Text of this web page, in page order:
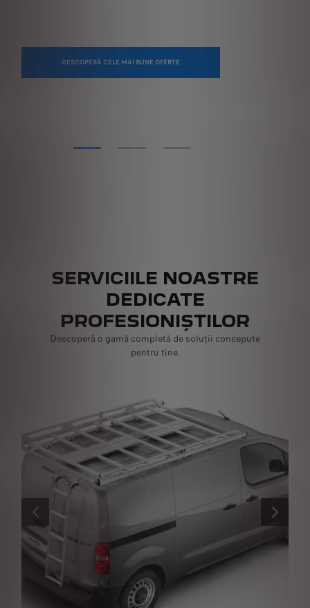
DESCOPERĂ CELE MAI BUNE OFERTE
SERVICIILE NOASTRE
DEDICATE
PROFESIONIȘTILOR
Descoperă o gamă completă de soluții concepute
pentru tine.
ANTERIOR